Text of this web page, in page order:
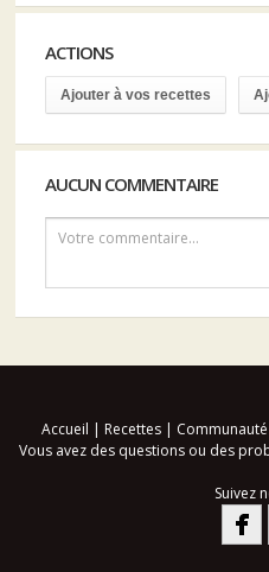
ACTIONS
Ajouter à vos recettes
AUCUN COMMENTAIRE
Votre commentaire...
Accueil | Recettes| Communauté
Vous avez des questions ou des
Suivez